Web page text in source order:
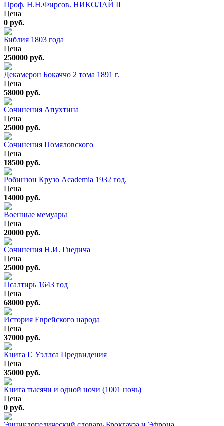
Проф. Н.Н.Фирсов. НИКОЛАЙ II
Цена
0 руб.
Библия 1803 года
Цена
250000 руб.
Декамерон Бокаччо 2 тома 1891 г.
Цена
58000 руб.
Сочинения Апухтина
Цена
25000 руб.
Сочинения Помяловского
Цена
18500 руб.
Робинзон Крузо Academia 1932 год.
Цена
14000 руб.
Военные мемуары
Цена
20000 руб.
Сочинения Н.И. Гнедича
Цена
25000 руб.
Псалтирь 1643 год
Цена
68000 руб.
История Еврейского народа
Цена
37000 руб.
Книга Г. Уэллса Предвидения
Цена
35000 руб.
Книга тысячи и одной ночи (1001 ночь)
Цена
0 руб.
Энциклопедический словарь Брокгауза и Эфрона